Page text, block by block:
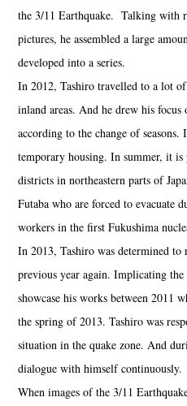
Terms & Privacy Policy
Akifumi Tanaka (7) Fumikiyo
Kazuyuki Kawaguchi (42) Keiko
Kota Kishi (101) Mariko Takahashi (23)
Nana Kakuda (61) Naoki Ohji (66)
Park (7) photographers' gallery File
Postwar and Shōwa-Era (8) Presence
Renchan (21) Review (23)
Special Exhibitions (60) Takuro
Untitled Records (41) Workshop (5)
the 3/11 Earthquake. Talking with
pictures, he assembled a large
developed into a series.
In 2012, Tashiro travelled to a lot
inland areas. And he drew his focus
according to the change of
temporary housing. In summer, it
districts in northeastern parts of
Futaba who are forced to evacuate
workers in the first Fukushima
In 2013, Tashiro was determined to
previous year again. Implicating
showcase his works between 2011
the spring of 2013. Tashiro was
situation in the quake zone. And
dialogue with himself continuously.
When images of the 3/11